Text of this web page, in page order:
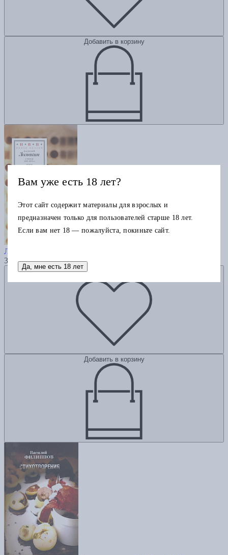
Добавить в корзину
Ломакин В.
335
Добавить в избранное
Добавить в корзину
Вам уже есть 18 лет?
Этот сайт содержит материалы для взрослых и
предназначен только для пользователей старше 18 лет.
Если вам нет 18 — пожалуйста, покиньте сайт.
Да, мне есть 18 лет